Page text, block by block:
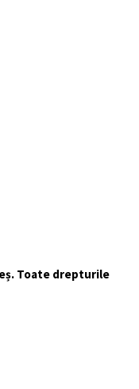
Toate drepturile